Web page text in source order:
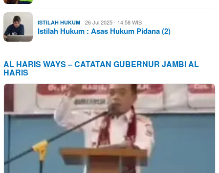
ISTILAH HUKUM 26 Jul 2025 - 14:58 WIB
Istilah Hukum : Asas Hukum Pidana (2)
AL HARIS WAYS – CATATAN GUBERNUR JAMBI AL
HARIS